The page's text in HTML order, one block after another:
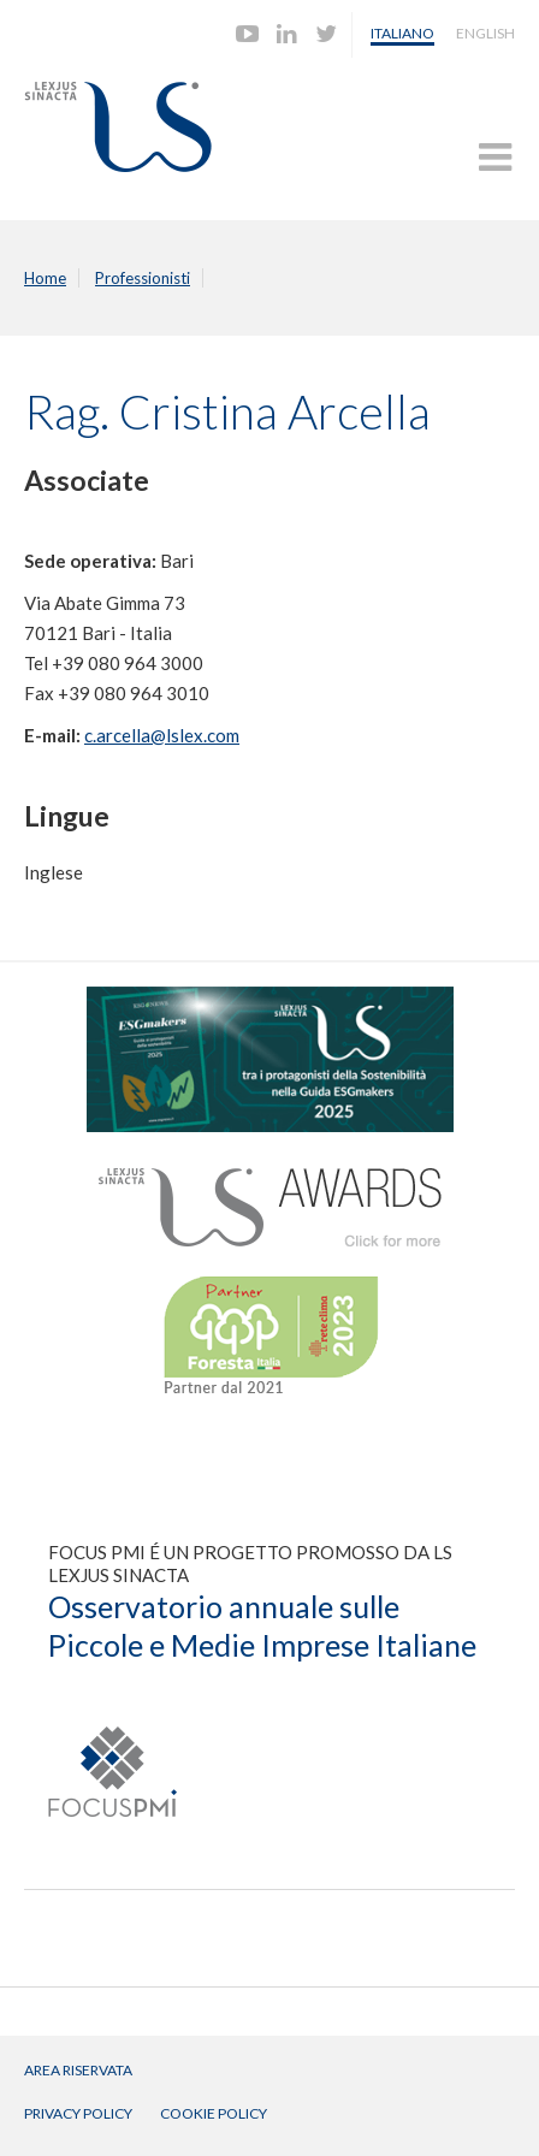
ITALIANO ENGLISH
Home Professionisti
Rag. Cristina Arcella
Associate
Sede operativa: Bari
Via Abate Gimma 73
70121 Bari - Italia
Tel +39 080 964 3000
Fax +39 080 964 3010
E-mail: c.arcella@lslex.com
Lingue
Inglese
FOCUS PMI É UN PROGETTO PROMOSSO DA LS
LEXJUS SINACTA
Osservatorio annuale sulle
Piccole e Medie Imprese Italiane
AREA RISERVATA
PRIVACY POLICY COOKIE POLICY